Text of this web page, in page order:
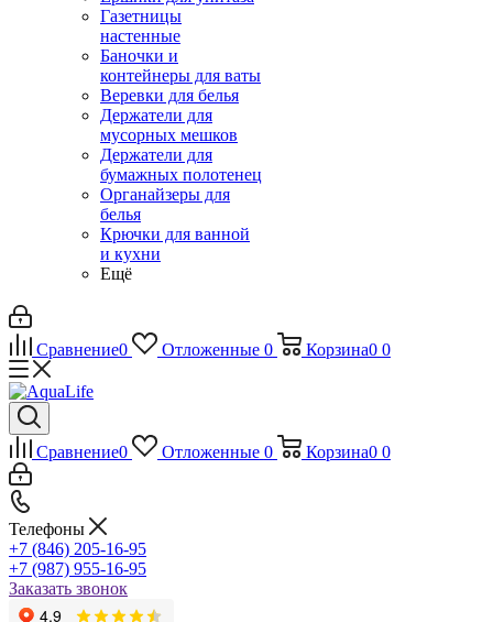
Газетницы
настенные
Баночки и
контейнеры для ваты
Веревки для белья
Держатели для
мусорных мешков
Держатели для
бумажных полотенец
Органайзеры для
белья
Крючки для ванной
и кухни
Ещё
Сравнение0 Отложенные 0 Корзина0 0
Сравнение0 Отложенные 0 Корзина0 0
Телефоны
+7 (846) 205-16-95
+7 (987) 955-16-95
Заказать звонок